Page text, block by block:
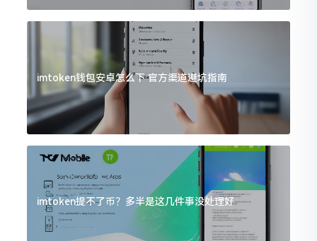
imtoken钱包安卓怎么下 官方渠道避坑指南
imtoken提不了币？多半是这几件事没处理好